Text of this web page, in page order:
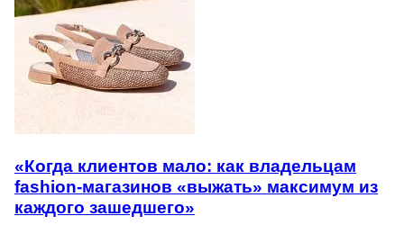
«Когда клиентов мало: как владельцам
fashion-магазинов «выжать» максимум из
каждого зашедшего»